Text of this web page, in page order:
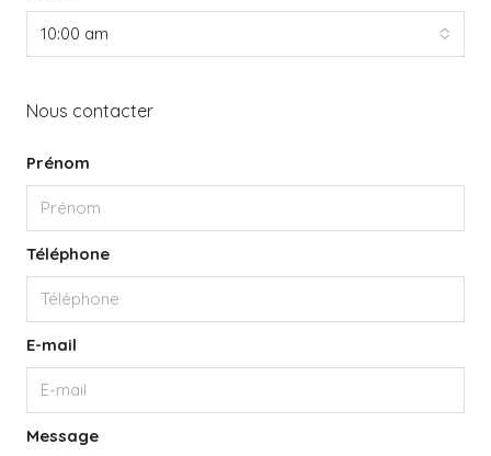
10:00 am
Nous contacter
Prénom
Téléphone
E-mail
Message